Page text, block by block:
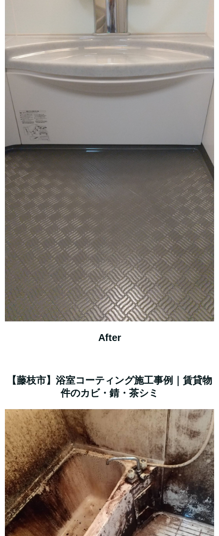
After
【藤枝市】浴室コーティング施工事例｜賃貸物
件のカビ・錆・茶シミ